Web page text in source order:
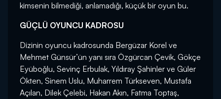
kimsenin bilmediği, anlamadığı, küçük bir oyun bu.
GÜÇLÜ OYUNCU KADROSU
Dizinin oyuncu kadrosunda Bergüzar Korel ve
Mehmet Günsür’ün yanı sıra Özgürcan Çevik, Gökçe
Eyüboğlu, Sevinç Erbulak, Yıldıray Şahinler ve Güler
Ökten, Sinem Uslu, Muharrem Türkseven, Mustafa
Açılan, Dilek Çelebi, Hakan Akın, Fatma Toptaş,